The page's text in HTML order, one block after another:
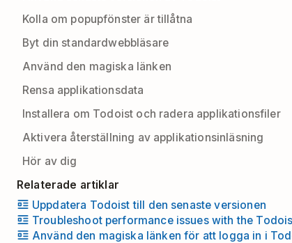
Kolla om popupfönster är tillåtna
Byt din standardwebbläsare
Använd den magiska länken
Rensa applikationsdata
Installera om Todoist och radera applikationsfiler
Aktivera återställning av applikationsinläsning
Hör av dig
Relaterade artiklar
Uppdatera Todoist till den senaste versionen
Troubleshoot performance issues with the
Använd den magiska länken för att logga in i